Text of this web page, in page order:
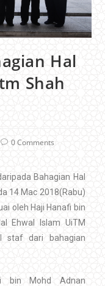
Hal
Shah
0 Comments
Bahagian Hal
14 Mac 2018(Rabu)
oleh Haji Hanafi bin
Ehwal Islam UiTM
staf dari bahagian
bin Mohd Adnan